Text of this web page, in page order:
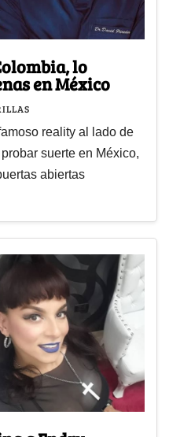
lo
en México
reality al lado de
suerte en México,
abiertas